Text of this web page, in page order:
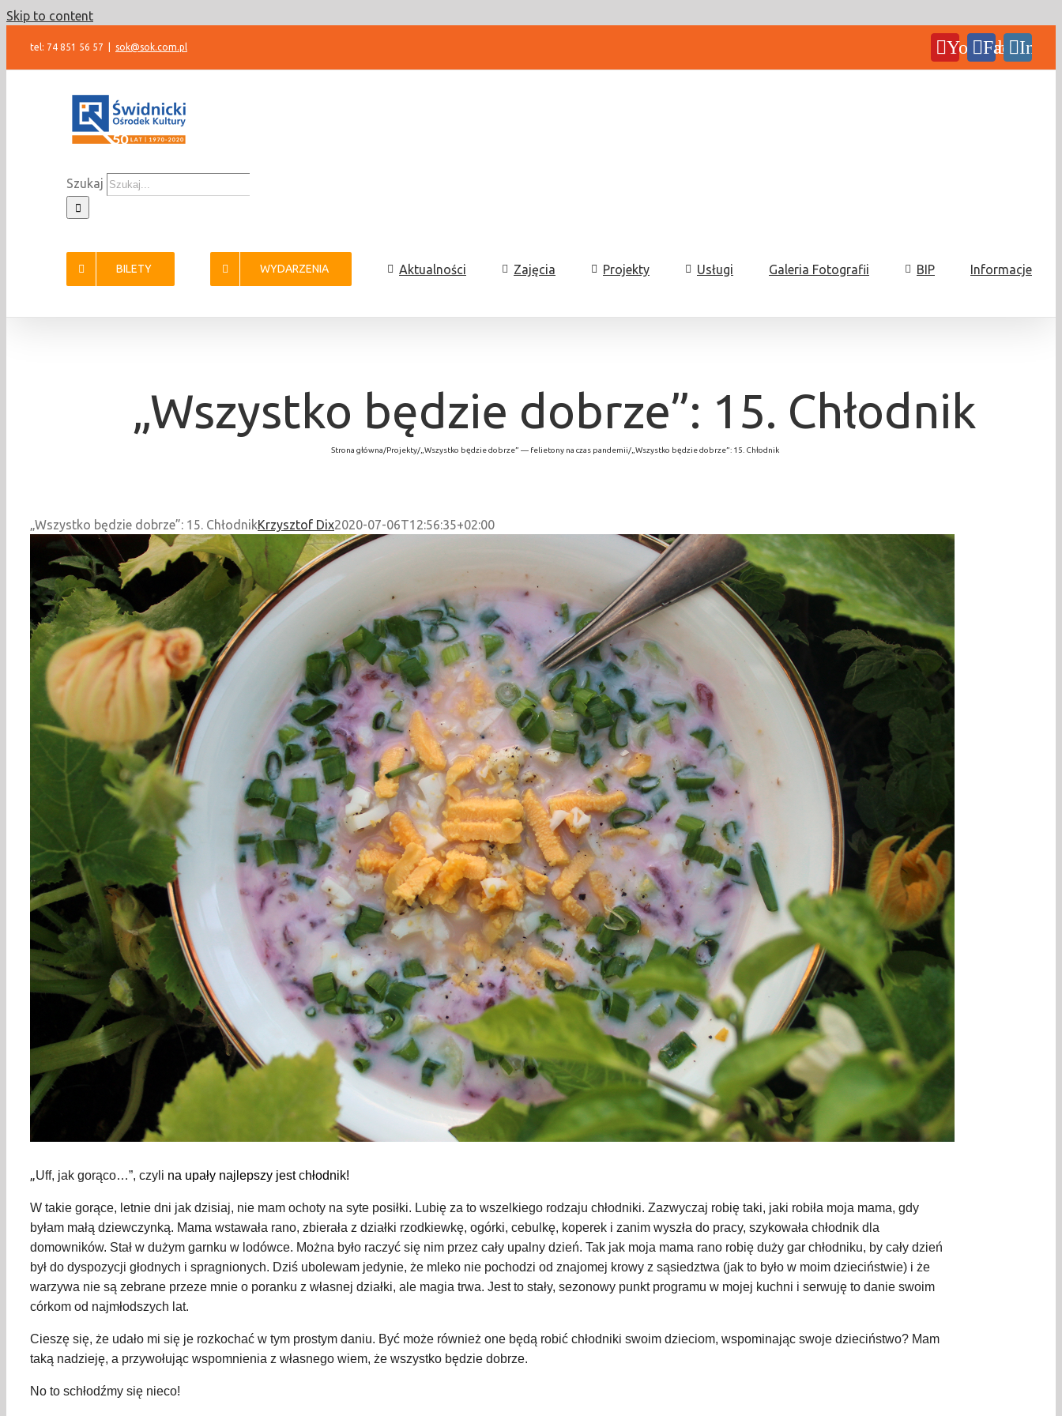
Skip to content
tel: 74 851 56 57 sok@sok.com.pl YouTubeFacebook
Szukaj
BILETY WYDARZENIA Aktualności Zajęcia Projekty Usługi Galeria Fotografii BIP Informacje
„Wszystko będzie dobrze”: 15. Chłodnik
Strona główna/Projekty/„Wszystko będzie dobrze” — felietony na czas pandemii/„Wszystko będzie dobrze”: 15. Chłodnik
„Wszystko będzie dobrze”: 15. ChłodnikKrzysztof Dix2020-07-06T12:56:35+02:00
„Uff, jak gorąco…”, czyli na upały najlepszy jestchłodnik!
W takie gorące, letnie dni jak dzisiaj, nie mam ochoty na syte posiłki. Lubię za to wszelkiego rodzaju chłodniki. Zazwyczaj robię taki, jaki robiła moja mama, gdy
byłam małą dziewczynką. Mama wstawała rano, zbierała z działki rzodkiewkę, ogórki, cebulkę, koperek i zanim wyszła do pracy, szykowała chłodnik dla
domowników. Stał w dużym garnku w lodówce. Można było raczyć się nim przez cały upalny dzień. Tak jak moja mama rano robię duży gar chłodniku, by cały dzień
był do dyspozycji głodnych i spragnionych. Dziś ubolewam jedynie, że mleko nie pochodzi od znajomej krowy z sąsiedztwa (jak to było w moim dzieciństwie) i że
warzywa nie są zebrane przeze mnie o poranku z własnej działki, ale magia trwa. Jest to stały, sezonowy punkt programu w mojej kuchni i serwuję to danie swoim
córkom od najmłodszych lat.
Cieszę się, że udało mi się je rozkochać w tym prostym daniu. Być może również one będą robić chłodniki swoim dzieciom, wspominając swoje dzieciństwo? Mam
taką nadzieję, a przywołując wspomnienia z własnego wiem, że wszystko będzie dobrze.
No to schłodźmy się nieco!